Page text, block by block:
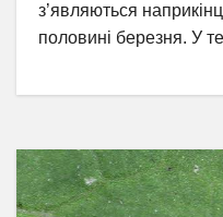
з’являються
половині березня. У